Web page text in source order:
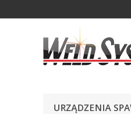
URZĄDZENIA